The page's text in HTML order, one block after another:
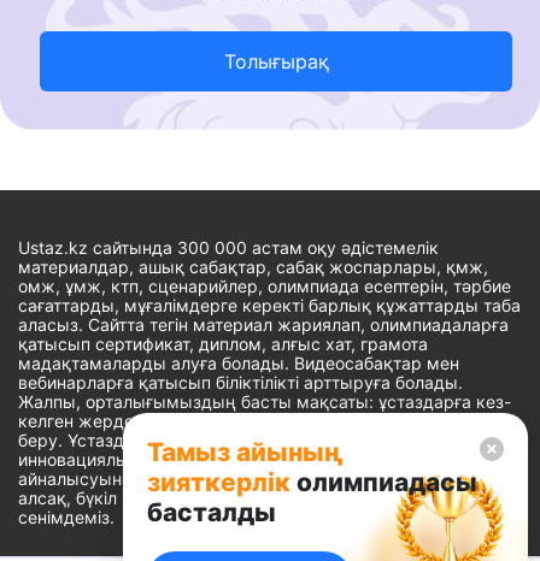
Тамыз айының
зияткерлік олимпиадасы
басталды
Толығырақ
Ustaz.kz сайтында 300 000 астам оқу әдістемелік
материалдар, ашық сабақтар, сабақ жоспарлары, қмж,
омж, ұмж, ктп, сценарийлер, олимпиада есептерін, тәрбие
сағаттарды, мұғалімдерге керекті барлық құжаттарды таба
аласыз. Сайтта тегін материал жариялап, олимпиадаларға
қатысып сертификат, диплом, алғыс хат, грамота
мадақтамаларды алуға болады. Видеосабақтар мен
вебинарларға қатысып біліктілікті арттыруға болады.
Жалпы, орталығымыздың басты мақсаты: ұстаздарға кез-
келген жерде, кез-келген уақытта білім алуына мүмкіндік
беру. Ұстаздардың барлық өзекті мәселелеріне
инновациялық шешім тауып, шығармашылық жұмыспен
айналысуына уақыт сыйлау. «Ұстаздарға сапалы білім бере
алсақ, бүкіл Қазақ еліне білім бере аламыз» - деген
сенімдеміз.